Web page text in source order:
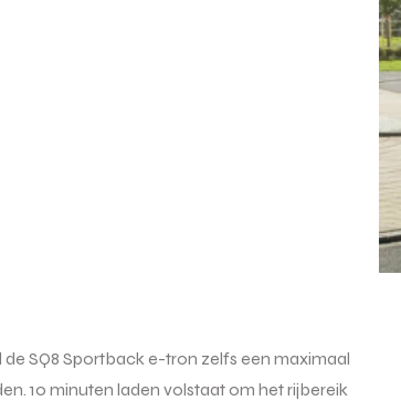
SQ8 Sportback e-tron zelfs een maximaal
10 minuten laden volstaat om het rijbereik